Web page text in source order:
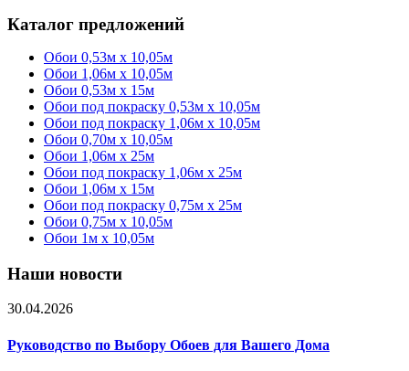
Каталог предложений
Обои 0,53м x 10,05м
Обои 1,06м х 10,05м
Обои 0,53м x 15м
Обои под покраску 0,53м x 10,05м
Обои под покраску 1,06м х 10,05м
Обои 0,70м x 10,05м
Обои 1,06м x 25м
Обои под покраску 1,06м x 25м
Обои 1,06м x 15м
Обои под покраску 0,75м x 25м
Обои 0,75м x 10,05м
Обои 1м х 10,05м
Наши новости
30.04.2026
Руководство по Выбору Обоев для Вашего Дома